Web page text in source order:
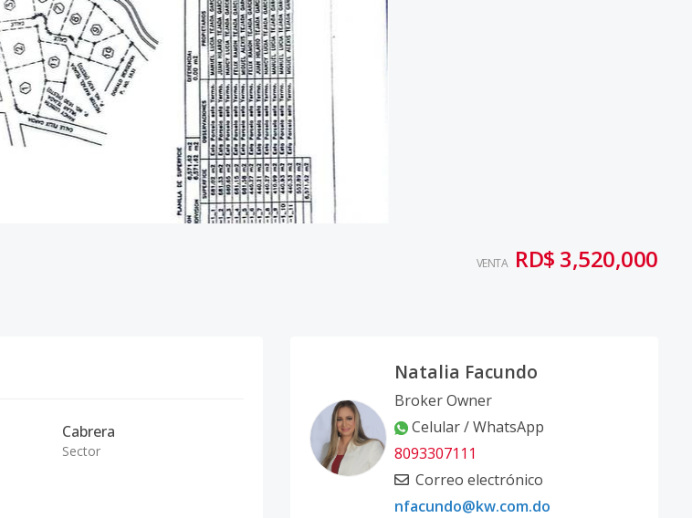
VENTA RD$ 3,520,000
Cabrera
Sector
Natalia Facundo
Broker Owner
Celular / WhatsApp
8093307111
Correo electrónico
nfacundo@kw.com.do